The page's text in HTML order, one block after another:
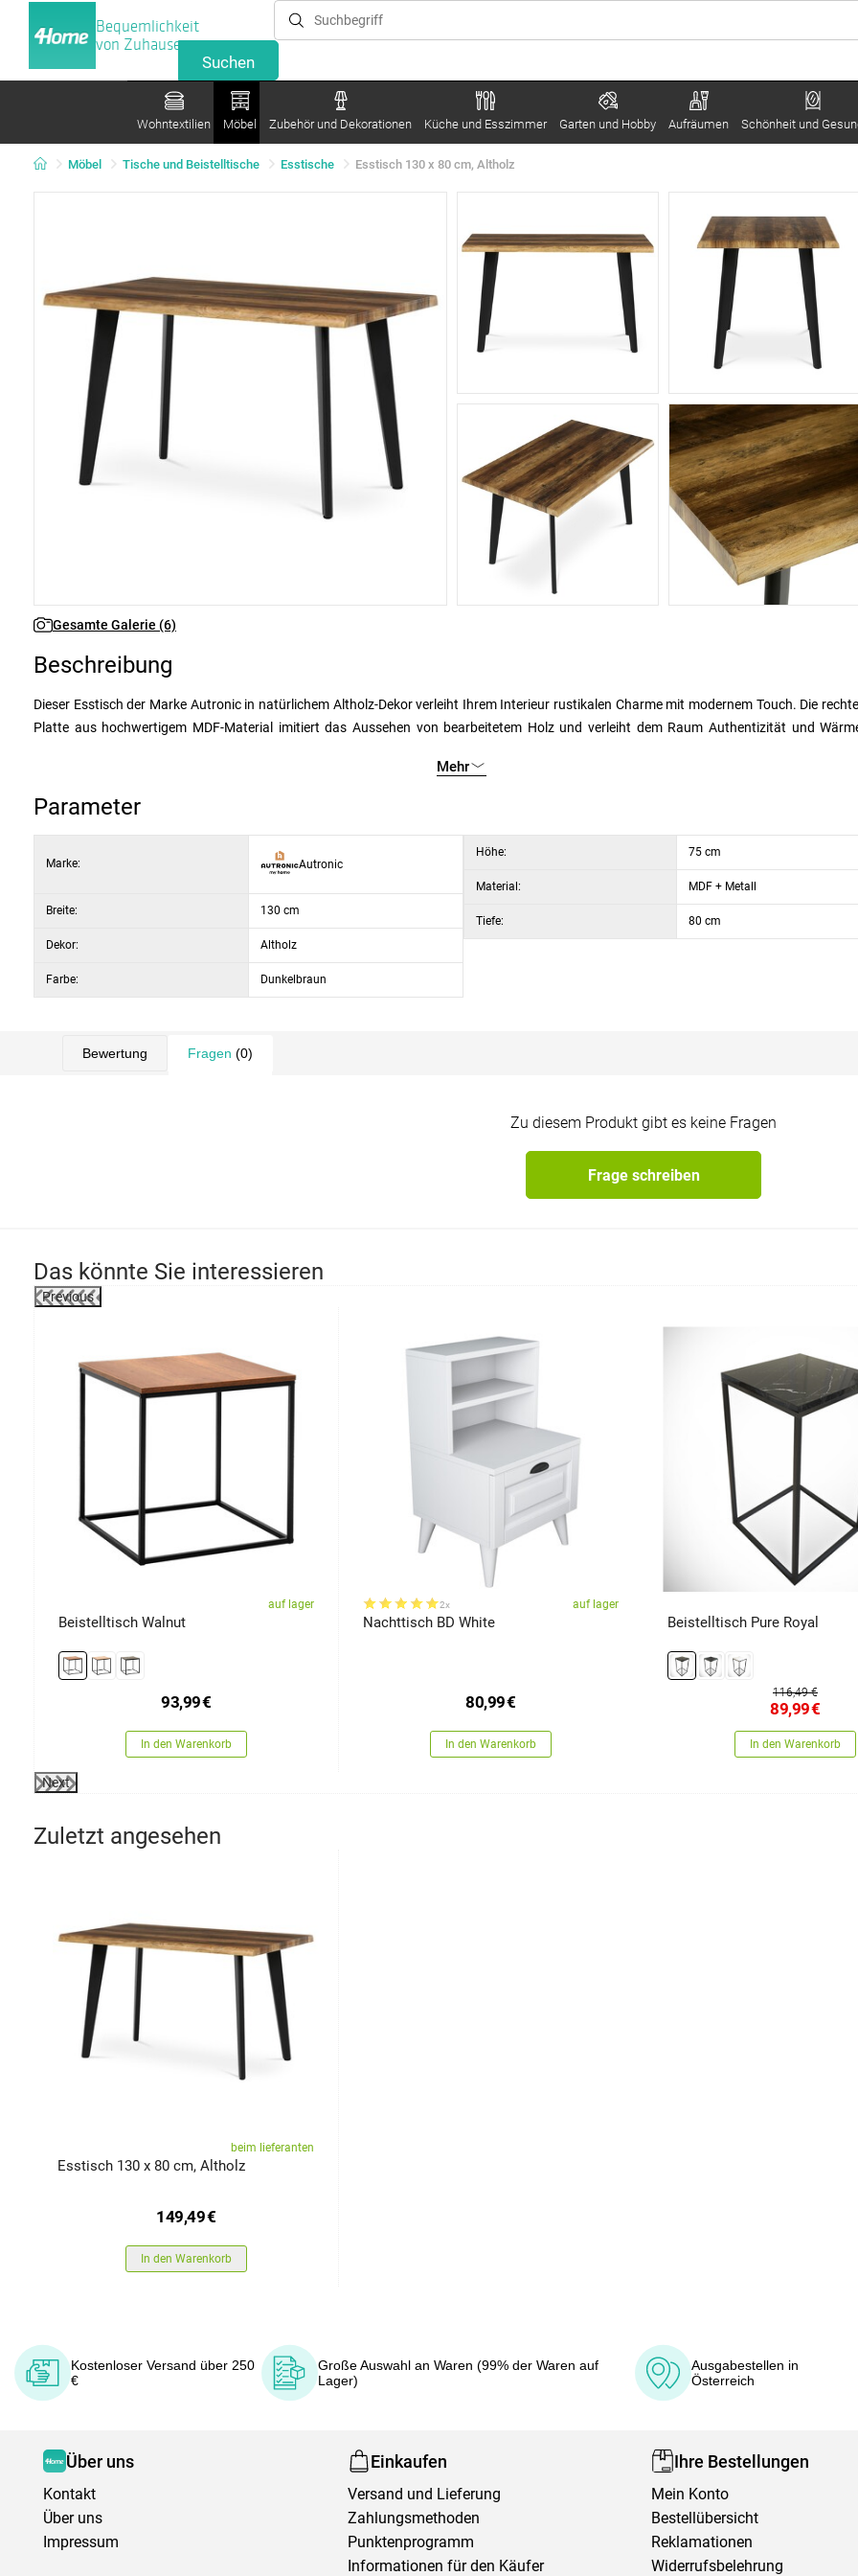
Bequemlichkeit
von Zuhause
Wohntextilien Möbel Zubehör und Dekorationen Küche und Esszimmer Garten und Hobby Aufräumen Schönheit und
Möbel Tische und Beistelltische Esstische Esstisch 130 x 80 cm, Altholz
Gesamte Galerie (6)
Beschreibung
Dieser Esstisch der Marke Autronic in natürlichem Altholz-Dekor verleiht Ihrem Interieur rustikalen Charme mit modernem Touch. Die
Platte aus hochwertigem MDF-Material imitiert das Aussehen von bearbeitetem Holz und verleiht dem Raum Authentizität und
praktischen Abmessungen von 130 x 80 x 75 cm passt dieser Tisch in verschiedene Stilrichtungen von Esszimmern und Küchen.
sich für diesen eleganten und strapazierfähigen Tisch von Autronic und genießen Sie gemütliche Mahlzeiten mit der Familie mit einem
Natur.
Mehr
Parameter
Marke: Autronic
Breite: 130 cm
Dekor: Altholz
Farbe: Dunkelbraun
Höhe: 75 cm
Material: MDF + Metall
Tiefe: 80 cm
Bewertung Fragen (0)
Zu diesem Produkt gibt es keine Fragen
Frage schreiben
Das könnte Sie interessieren
Previous
auf lager
Beistelltisch Walnut
93,99€
In den Warenkorb
2x auf lager
Nachttisch BD White
80,99€
In den Warenkorb
Beistelltisch Pure Royal
116,49 €
89,99€
In den Warenkorb
Next
Zuletzt angesehen
beim lieferanten
Esstisch 130 x 80 cm, Altholz
149,49€
In den Warenkorb
Kostenloser Versand über 250
€
Große Auswahl an Waren (99% der Waren auf
Lager)
Ausgabestellen in
Österreich
Über uns
Kontakt
Über uns
Impressum
Einkaufen
Versand und Lieferung
Zahlungsmethoden
Punktenprogramm
Informationen für den Käufer
Ihre Bestellungen
Mein Konto
Bestellübersicht
Reklamationen
Widerrufsbelehrung